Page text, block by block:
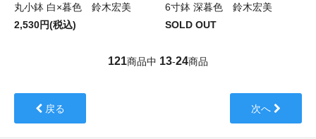
丸小鉢 白×暮色 鈴木宏美
2,530円(税込)
6寸鉢 深暮色 鈴木宏美
SOLD OUT
121商品中 13-24商品
戻る 次へ